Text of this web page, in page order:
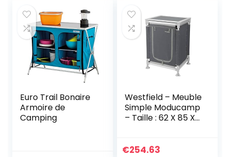
Euro Trail Bonaire
Armoire de
Camping
Westfield – Meuble
Simple Moducamp
– Taille : 62 X 85 X
€254.63